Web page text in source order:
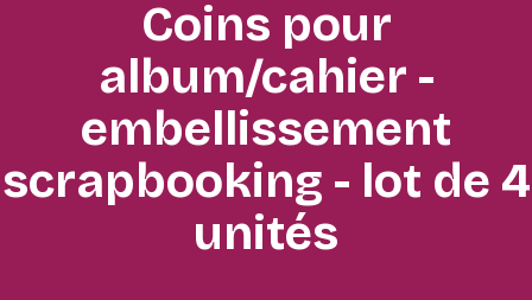
Coins pour
album/cahier -
embellissement
scrapbooking - lot de 4
unités